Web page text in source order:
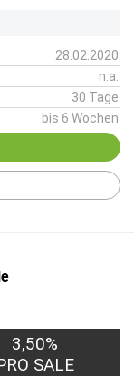
28.02.2020
n.a.
30 Tage
bis 6 Wochen
3,50%
SALE